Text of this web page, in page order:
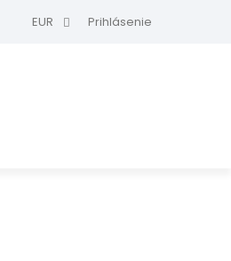
EUR Prihlásenie